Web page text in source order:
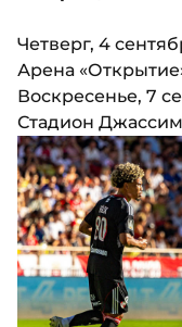
Четверг, 4
Арена
Воскресенье, 7
Стадион